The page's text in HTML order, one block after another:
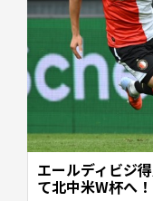
エールディビジ
て北中米W杯へ！